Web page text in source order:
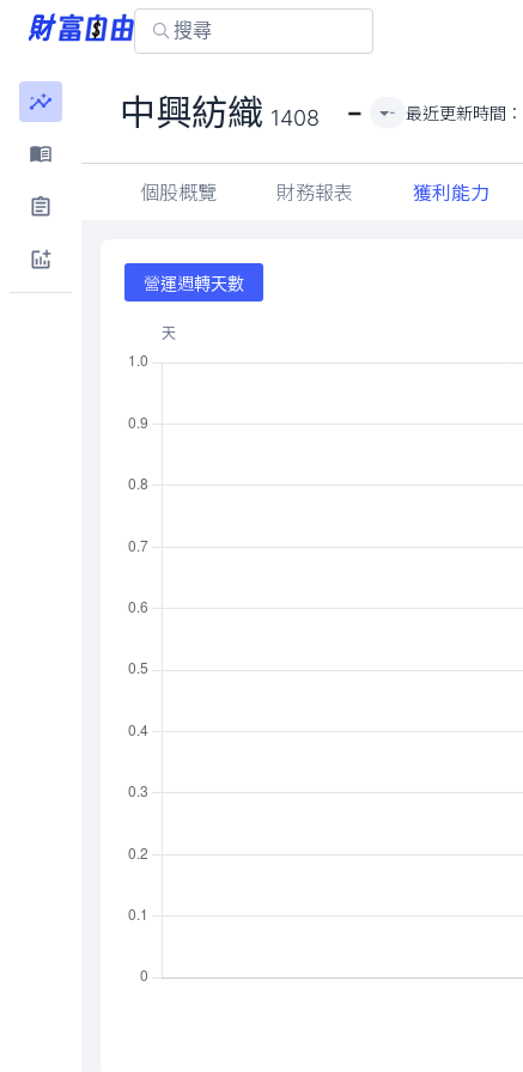
中興紡織 1408 - - 最近更新時間：
個股概覽 財務報表 獲利能力
營運週轉天數